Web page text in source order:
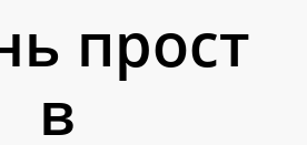
прост
в